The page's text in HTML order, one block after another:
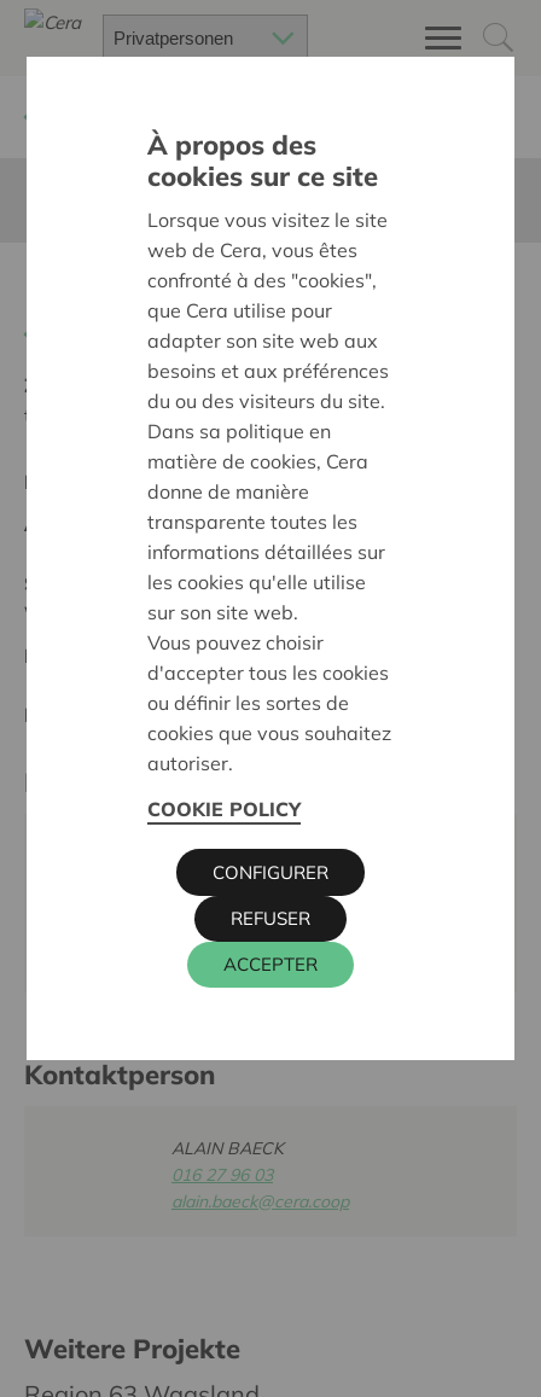
DIY on wheels
Ziel:
Des quartiers chaleureux et bienveillants pour
tous
Regionales Projekt
Anfangsdatum:07/02/2023
Stand :
Complete
Waasland
Datum:
07/11/2023
Entscheidung:In Request
Partner
Vrije Technische Scholen van Sint-Niklaas - VTS 3
BuSO, BREEDSTRAAT 104, 9100 SINT-NIKLAAS
03 78 05 361
www.vts3.space
Kontaktperson
ALAIN BAECK
016 27 96 03
alain.baeck@cera.coop
Weitere Projekte
À propos des
cookies sur ce site
Lorsque vous visitez le site
web de Cera, vous êtes
confronté à des "cookies",
que Cera utilise pour
adapter son site web aux
besoins et aux préférences
du ou des visiteurs du site.
Dans sa politique en
matière de cookies, Cera
donne de manière
transparente toutes les
informations détaillées sur
les cookies qu'elle utilise
sur son site web.
Vous pouvez choisir
d'accepter tous les cookies
ou définir les sortes de
cookies que vous souhaitez
autoriser.
COOKIE POLICY
ACCEPTER
REFUSER
CONFIGURER